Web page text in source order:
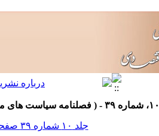
جلد ۱۰ شماره ۳۹ صفحات ۱۷۱-۱۴۳